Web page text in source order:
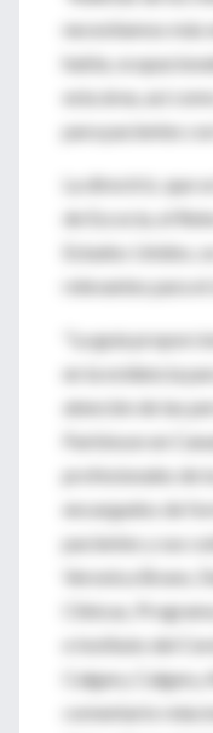
necesitamos más
habla,
esta área, así
para pacientes
La directriz, que
de Escocia, el
Estados Unidos,
relevantes para
"La guía
en la evidencia
atención de las
Parkinson en
profesionales de
encargados de
pacientes y sus
Veronica Bruno,
Clínicas,
e Instituto del
Calgary,
comentario